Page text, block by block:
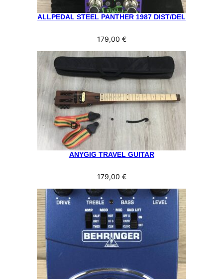
ALLPEDAL STEEL PANTHER 1987 DIST/DEL
179,00 €
ANYGIG TRAVEL GUITAR
179,00 €